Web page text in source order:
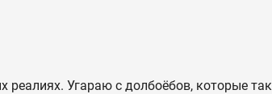
реалиях. Угараю с долбоёбов, которые так